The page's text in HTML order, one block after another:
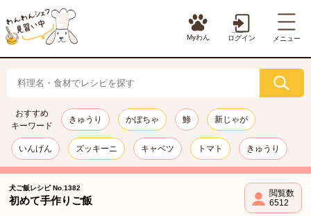
Myわん ログイン メニュー
おすすめ
キーワード
きゅうり かぼちゃ 鯵 新じゃが
いんげん ズッキーニ キャベツ トマト きゅうり
犬ご飯レシピ No.1382
初めて手作りご飯
閲覧数
6512